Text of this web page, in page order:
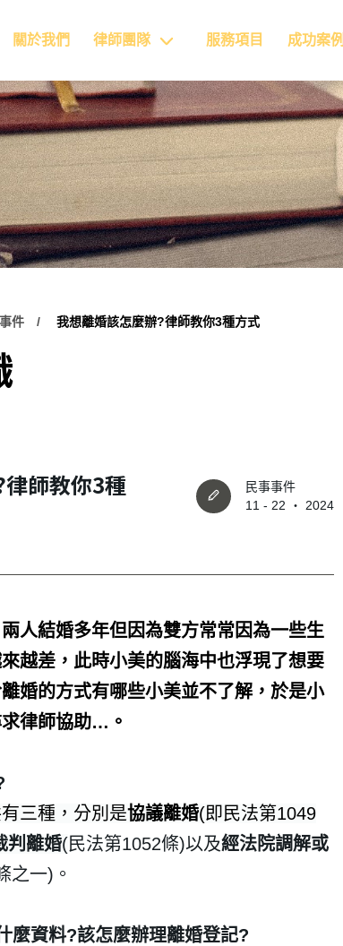
關於我們 律師團隊 服務項目 成功案例
件 我想離婚該怎麼辦?律師教你3種方式
師教你3種
民事事件
11 - 22 ‧ 2024
人結婚多年但因為雙方常常因為一些生
越差，此時小美的腦海中也浮現了想要
婚的方式有哪些小美並不了解，於是小
律師協助…。
三種，分別是協議離婚(即民法第1049
判離婚(民法第1052條)以及經法院調解或
之一)。
麼資料?該怎麼辦理離婚登記?